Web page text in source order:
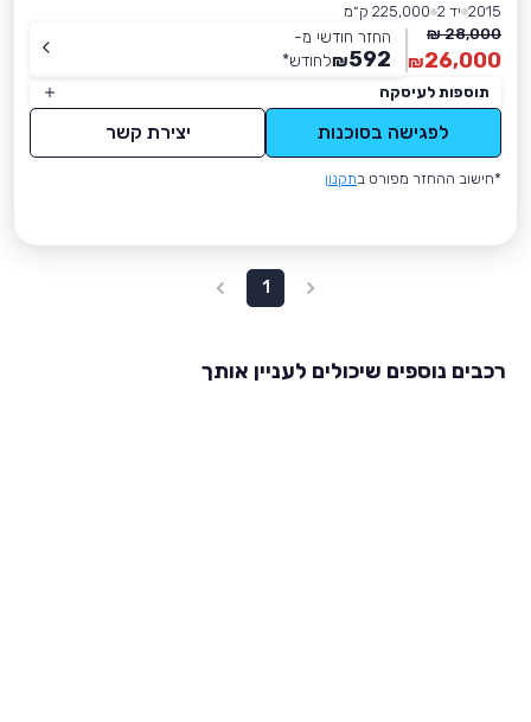
2015 יד 2
225,000 ק״מ
28,000 ₪
26,000
₪
החזר חודשי מ-
592
₪לחודש*
תוספות לעיסקה
לפגישה בסוכנות יצירת קשר
*חישוב ההחזר מפורט בתקנון
1
רכבים נוספים שיכולים לעניין אותך